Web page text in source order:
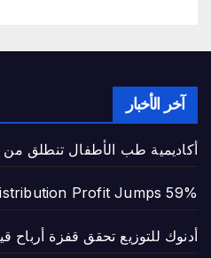
آخر الأخبار
أكاديمية طب الأطفال تنطلق من
Profit Jumps 59%
أدنوك للتوزيع تحقق قفزة أرباح